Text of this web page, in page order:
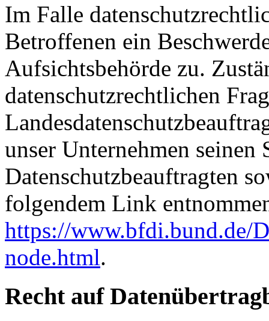
Im Falle
Betroffenen ein
Aufsichtsbehörde zu.
datenschutzrechtlichen
unser Unternehmen
Datenschutzbeauftragten
folgendem Link
https://www.bfdi.bund.de/
node.html.
Recht auf